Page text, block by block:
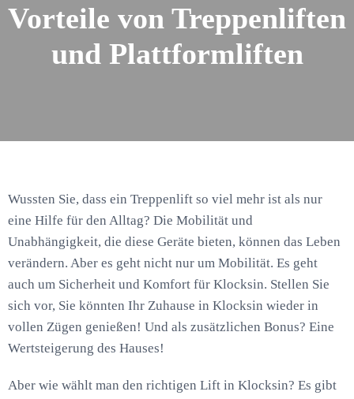
Vorteile von Treppenliften
und Plattformliften
Wussten Sie, dass ein Treppenlift so viel mehr ist als nur
eine Hilfe für den Alltag? Die Mobilität und
Unabhängigkeit, die diese Geräte bieten, können das Leben
verändern. Aber es geht nicht nur um Mobilität. Es geht
auch um Sicherheit und Komfort für Klocksin. Stellen Sie
sich vor, Sie könnten Ihr Zuhause in Klocksin wieder in
vollen Zügen genießen! Und als zusätzlichen Bonus? Eine
Wertsteigerung des Hauses!
Aber wie wählt man den richtigen Lift in Klocksin? Es gibt